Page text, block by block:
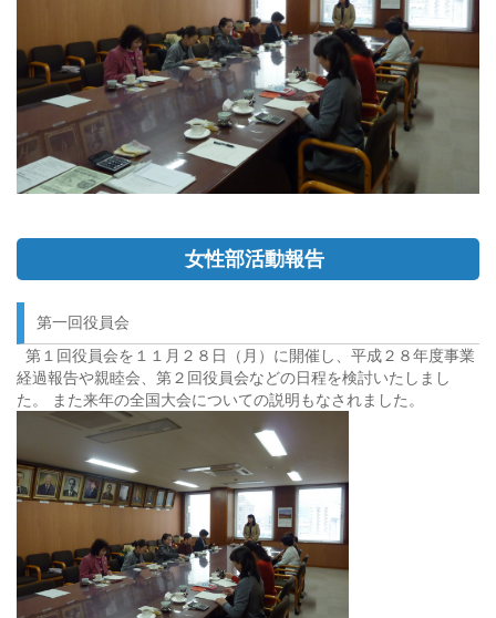
女性部活動報告
第一回役員会
第１回役員会を１１月２８日（月）に開催し、平成２８年度事業
経過報告や親睦会、第２回役員会などの日程を検討いたしまし
た。 また来年の全国大会についての説明もなされました。